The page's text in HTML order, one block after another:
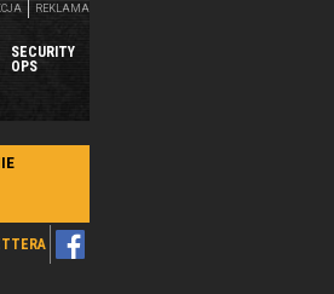
SECURITY
OPS
REKLAMA